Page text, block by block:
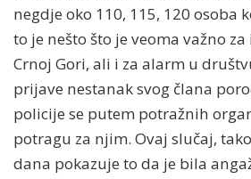
negdje oko 110, 115, 120 osoba
to je nešto što je veoma važno
Crnoj Gori, ali i za alarm u
prijave nestanak svog člana
policije se putem potražnih
potragu za njim. Ovaj slučaj,
dana pokazuje to da je bila